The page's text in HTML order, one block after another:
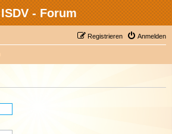
ISDV - Forum
Anmelden
Registrieren